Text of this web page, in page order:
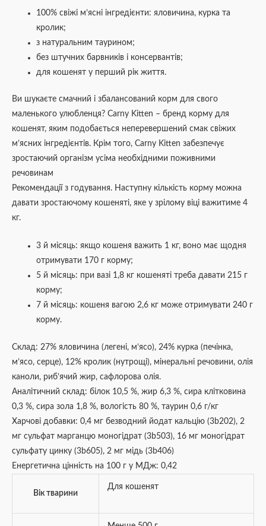
100% свіжі м’ясні інгредієнти: яловичина, курка та
кролик;
з натуральним таурином;
без штучних барвників і консервантів;
для кошенят у перший рік життя.
Ви шукаєте смачний і збалансований корм для свого
маленького улюбленця? Carny Kitten – бренд корму для
кошенят, яким подобається неперевершений смак свіжих
м’ясних інгредієнтів. Крім того, Carny Kitten забезпечує
зростаючий організм усіма необхідними поживними
речовинам
Рекомендації з годування. Наступну кількість корму можна
давати зростаючому кошеняті, яке у зрілому віці важитиме 4
кг.
3 й місяць: якщо кошеня важить 1 кг, воно має щодня
отримувати 170 г корму;
5 й місяць: при вазі 1,8 кг кошеняті треба давати 215 г
корму;
7 й місяць: кошеня вагою 2,6 кг може отримувати 240 г
корму.
Склад: 27% яловичина (легені, м’ясо), 24% курка (печінка,
м’ясо, серце), 12% кролик (нутрощі), мінеральні речовини, олія
каноли, риб’ячий жир, сафлорова олія.
Аналітичний склад: білок 10,5 %, жир 6,3 %, сира клітковина
0,3 %, сира зола 1,8 %, вологість 80 %, таурин 0,6 г/кг
Харчові добавки: 0,4 мг безводний йодат кальцію (3b202), 2
мг сульфат марганцю моногідрат (3b503), 16 мг моногідрат
сульфату цинку (3b605), 2 мг мідь (3b406)
Енергетична цінність на 100 г у МДж: 0,42
Вік тварини
Для кошенят